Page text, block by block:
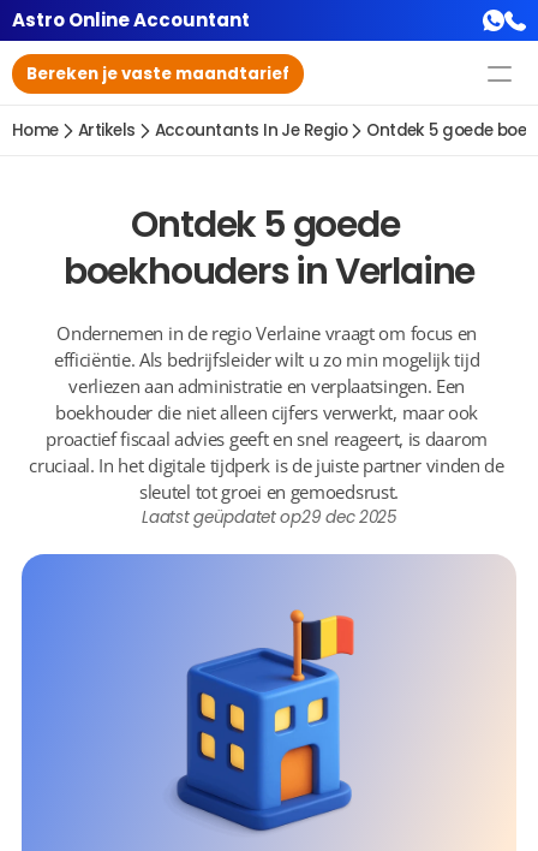
Astro Online Accountant
Bereken je vaste maandtarief
Home Artikels Accountants In Je Regio Ontdek 5 goede
Ontdek 5 goede
boekhouders in Verlaine
Ondernemen in de regio Verlaine vraagt om focus en
efficiëntie. Als bedrijfsleider wilt u zo min mogelijk tijd
verliezen aan administratie en verplaatsingen. Een
boekhouder die niet alleen cijfers verwerkt, maar ook
proactief fiscaal advies geeft en snel reageert, is daarom
cruciaal. In het digitale tijdperk is de juiste partner vinden de
sleutel tot groei en gemoedsrust.
Laatst geüpdatet op29 dec 2025